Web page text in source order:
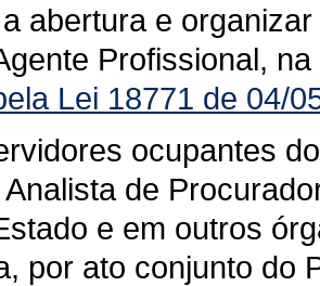
abertura e
Profissional,
Lei 18771 de 04/
ocupantes
de
e em outros
por ato conjunto do